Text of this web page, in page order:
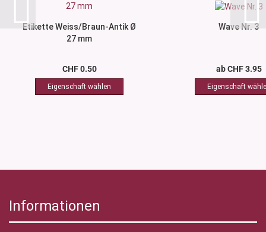
Etikette Weiss/Braun-Antik Ø
27 mm
CHF 0.50
Wave Nr. 3
ab CHF 3.95
Informationen